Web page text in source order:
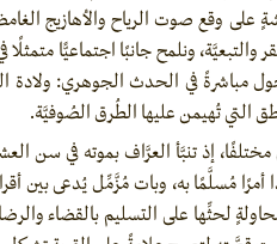
على وقع صوت الرياح والأهازيج
ونلمح جانبًا اجتماعيًّا
مباشرةً في الحدث الجوهري: ولادة
التي تُهيمن عليها الطُرق الصُوفيَّة.
إذ تنبَّأ العرَّاف بموته في سن
أمرًا مُسلَّمًا به، وبات مُزَّمِّل يُدعى بين
لحثِّها على التسليم بالقضاء